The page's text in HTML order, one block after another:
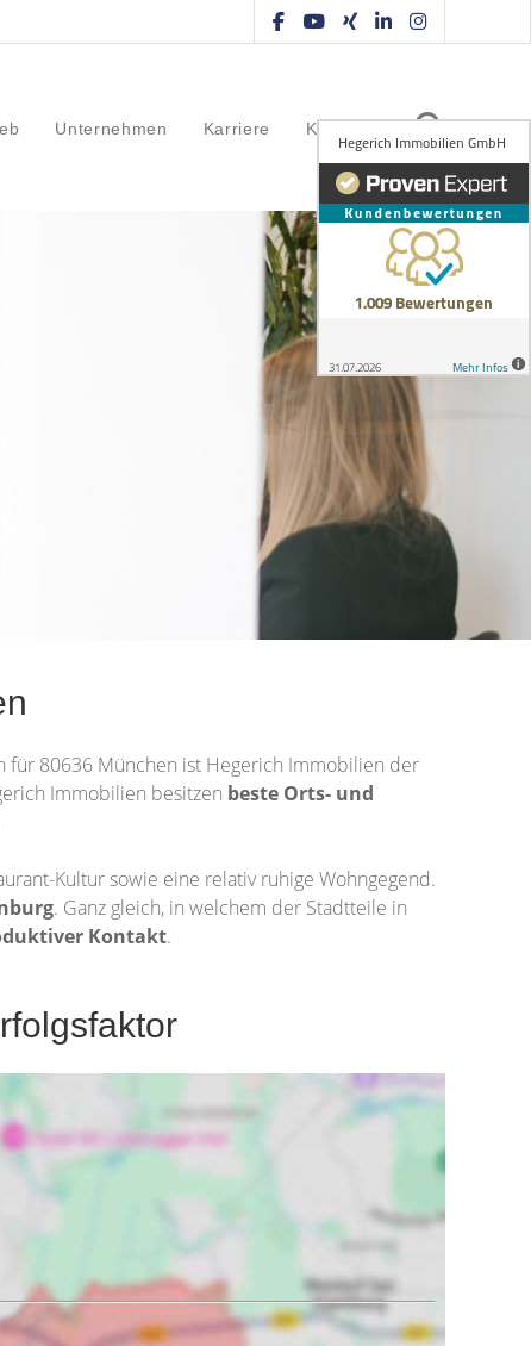
Unternehmen Karriere Kontakt
80636 München ist Hegerich Immobilien der
Immobilien besitzen beste Orts- und
Kultur sowie eine relativ ruhige Wohngegend.
. Ganz gleich, in welchem der Stadtteile in
Kontakt.